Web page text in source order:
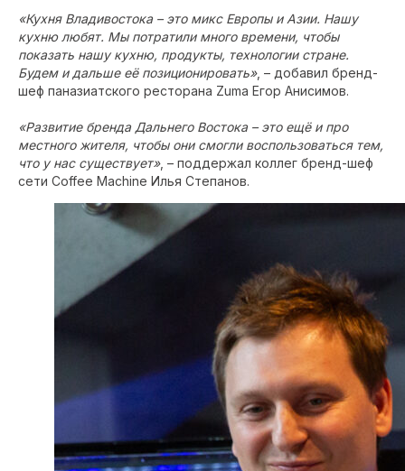
«Кухня Владивостока – это микс Европы и Азии. Нашу
кухню любят. Мы потратили много времени, чтобы
показать нашу кухню, продукты, технологии стране.
Будем и дальше её позиционировать», – добавил бренд-
шеф паназиатского ресторана Zuma Егор Анисимов.
«Развитие бренда Дальнего Востока – это ещё и про
местного жителя, чтобы они смогли воспользоваться тем,
что у нас существует», – поддержал коллег бренд-шеф
сети Coffee Machine Илья Степанов.